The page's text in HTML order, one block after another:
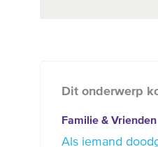
Dit onderwerp
Familie & Vrienden
Als iemand